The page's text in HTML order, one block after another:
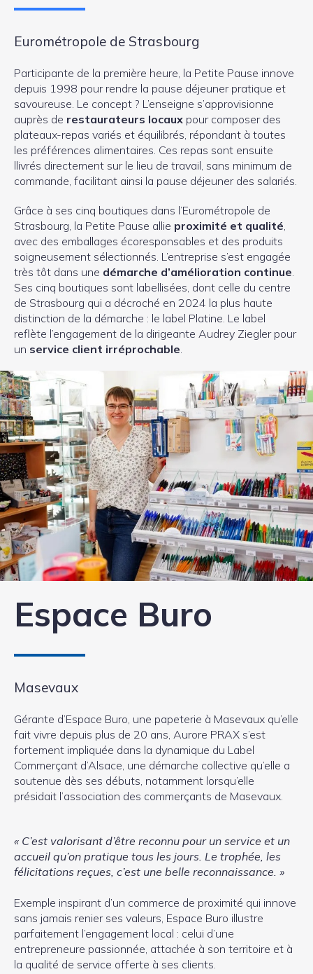
Eurométropole de Strasbourg
Participante de la première heure, la Petite Pause innove
depuis 1998 pour rendre la pause déjeuner pratique et
savoureuse. Le concept ? L’enseigne s’approvisionne
auprès de restaurateurs locaux pour composer des
plateaux-repas variés et équilibrés, répondant à toutes
les préférences alimentaires. Ces repas sont ensuite
llivrés directement sur le lieu de travail, sans minimum de
commande, facilitant ainsi la pause déjeuner des salariés.
Grâce à ses cinq boutiques dans l’Eurométropole de
Strasbourg, la Petite Pause allie proximité et qualité,
avec des emballages écoresponsables et des produits
soigneusement sélectionnés. L’entreprise s’est engagée
très tôt dans une démarche d’amélioration continue.
Ses cinq boutiques sont labellisées, dont celle du centre
de Strasbourg qui a décroché en 2024 la plus haute
distinction de la démarche : le label Platine. Le label
reflète l’engagement de la dirigeante Audrey Ziegler pour
un service client irréprochable.
Espace Buro
Masevaux
Gérante d’Espace Buro, une papeterie à Masevaux qu’elle
fait vivre depuis plus de 20 ans, Aurore PRAX s’est
fortement impliquée dans la dynamique du Label
Commerçant d’Alsace, une démarche collective qu’elle a
soutenue dès ses débuts, notamment lorsqu’elle
présidait l’association des commerçants de Masevaux.
« C’est valorisant d’être reconnu pour un service et un
accueil qu’on pratique tous les jours. Le trophée, les
félicitations reçues, c’est une belle reconnaissance. »
Exemple inspirant d’un commerce de proximité qui innove
sans jamais renier ses valeurs, Espace Buro illustre
parfaitement l’engagement local : celui d’une
entrepreneure passionnée, attachée à son territoire et à
la qualité de service offerte à ses clients.